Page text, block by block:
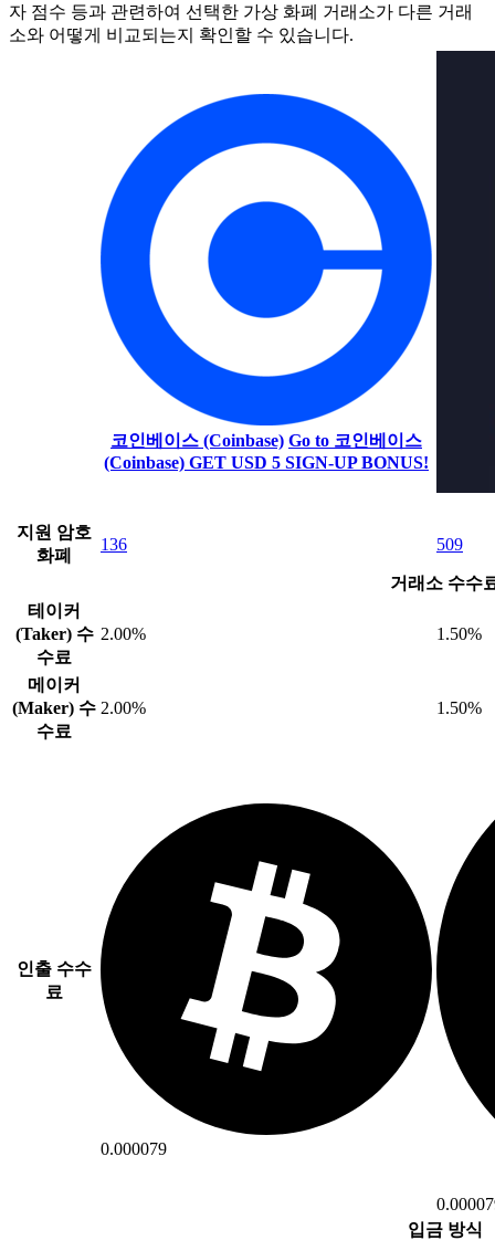
자 점수 등과 관련하여 선택한 가상 화폐 거래소가 다른 거래
소와 어떻게 비교되는지 확인할 수 있습니다.
코인베이스 (Coinbase) Go to 코인베이스
(Coinbase) GET USD 5 SIGN-UP BONUS!
지원 암호
화폐
136 509
거래소 수수
테이커
(Taker) 수
수료
2.00% 1.50%
메이커
(Maker) 수
수료
2.00% 1.50%
인출 수수
료
0.000079
입금 방식